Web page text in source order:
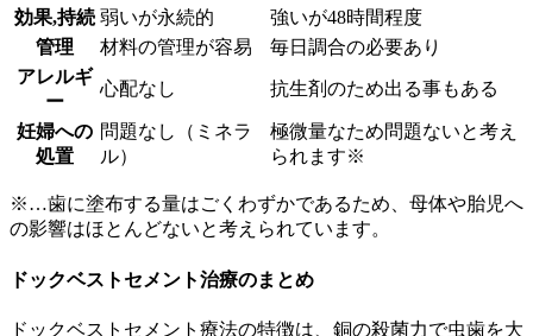
効果,持続 弱いが永続的
強いが48時間程度
管理
材料の管理が容易
毎日調合の必要あり
アレルギ
ー
心配なし 抗生剤のため出る事もある
妊婦への
処置
問題なし（ミネラ
ル）
極微量なため問題ないと考え
られます※
※…歯に塗布する量はごくわずかであるため、母体や胎児へ
の影響はほとんどないと考えられています。
ドックベストセメント治療のまとめ
ドックベストセメント療法の特徴は、銅の殺菌力で虫歯を大